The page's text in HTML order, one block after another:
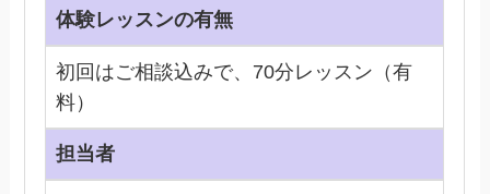
体験レッスンの有無
初回はご相談込みで、70分レッスン（有
料）
担当者